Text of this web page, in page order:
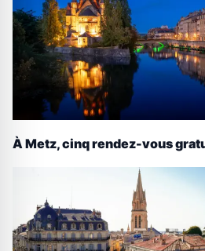
À Metz, cinq rendez-vous